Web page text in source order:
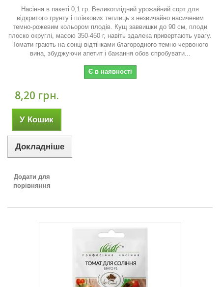
Насіння в пакеті 0,1 гр. Великоплідний урожайний сорт для
відкритого грунту і плівкових теплиць з незвичайно насиченим
темно-рожевим кольором плодів. Кущ заввишки до 90 см, плоди
плоско округлі, масою 350-450 г, навіть здалека привертають увагу.
Томати грають на сонці відтінками благородного темно-червоного
вина, збуджуючи апетит і бажання обов спробувати...
Є в наявності
8,20 грн.
У Кошик
Докладніше
Додати для
порівняння